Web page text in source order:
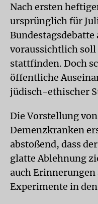
Nach ersten
ursprünglich für
voraussichtlich soll
stattfinden. Doch
öffentliche
jüdisch-ethischer
Die Vorstellung
Demenzkranken
abstoßend, dass
glatte Ablehnung
auch
Experimente in